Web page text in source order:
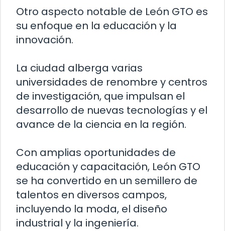
Otro aspecto notable de León GTO es
su enfoque en la educación y la
innovación.
La ciudad alberga varias
universidades de renombre y centros
de investigación, que impulsan el
desarrollo de nuevas tecnologías y el
avance de la ciencia en la región.
Con amplias oportunidades de
educación y capacitación, León GTO
se ha convertido en un semillero de
talentos en diversos campos,
incluyendo la moda, el diseño
industrial y la ingeniería.